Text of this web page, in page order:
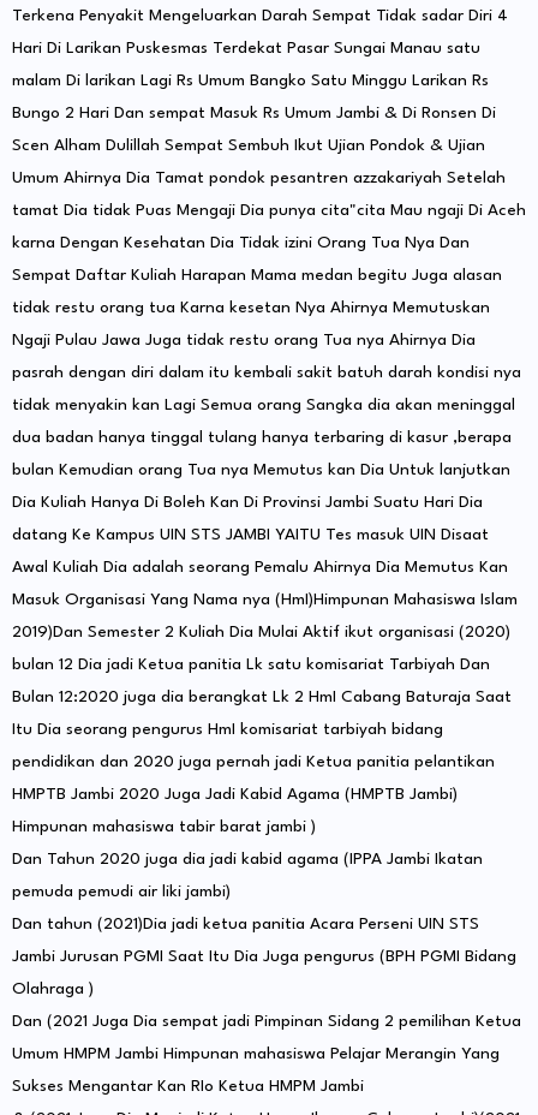
Terkena Penyakit Mengeluarkan Darah Sempat Tidak sadar Diri 4
Hari Di Larikan Puskesmas Terdekat Pasar Sungai Manau satu
malam Di larikan Lagi Rs Umum Bangko Satu Minggu Larikan Rs
Bungo 2 Hari Dan sempat Masuk Rs Umum Jambi & Di Ronsen Di
Scen Alham Dulillah Sempat Sembuh Ikut Ujian Pondok & Ujian
Umum Ahirnya Dia Tamat pondok pesantren azzakariyah Setelah
tamat Dia tidak Puas Mengaji Dia punya cita"cita Mau ngaji Di Aceh
karna Dengan Kesehatan Dia Tidak izini Orang Tua Nya Dan
Sempat Daftar Kuliah Harapan Mama medan begitu Juga alasan
tidak restu orang tua Karna kesetan Nya Ahirnya Memutuskan
Ngaji Pulau Jawa Juga tidak restu orang Tua nya Ahirnya Dia
pasrah dengan diri dalam itu kembali sakit batuh darah kondisi nya
tidak menyakin kan Lagi Semua orang Sangka dia akan meninggal
dua badan hanya tinggal tulang hanya terbaring di kasur ,berapa
bulan Kemudian orang Tua nya Memutus kan Dia Untuk lanjutkan
Dia Kuliah Hanya Di Boleh Kan Di Provinsi Jambi Suatu Hari Dia
datang Ke Kampus UIN STS JAMBI YAITU Tes masuk UIN Disaat
Awal Kuliah Dia adalah seorang Pemalu Ahirnya Dia Memutus Kan
Masuk Organisasi Yang Nama nya (HmI)Himpunan Mahasiswa Islam
2019)Dan Semester 2 Kuliah Dia Mulai Aktif ikut organisasi (2020)
bulan 12 Dia jadi Ketua panitia Lk satu komisariat Tarbiyah Dan
Bulan 12:2020 juga dia berangkat Lk 2 HmI Cabang Baturaja Saat
Itu Dia seorang pengurus HmI komisariat tarbiyah bidang
pendidikan dan 2020 juga pernah jadi Ketua panitia pelantikan
HMPTB Jambi 2020 Juga Jadi Kabid Agama (HMPTB Jambi)
Himpunan mahasiswa tabir barat jambi )
Dan Tahun 2020 juga dia jadi kabid agama (IPPA Jambi Ikatan
pemuda pemudi air liki jambi)
Dan tahun (2021)Dia jadi ketua panitia Acara Perseni UIN STS
Jambi Jurusan PGMI Saat Itu Dia Juga pengurus (BPH PGMI Bidang
Olahraga )
Dan (2021 Juga Dia sempat jadi Pimpinan Sidang 2 pemilihan Ketua
Umum HMPM Jambi Himpunan mahasiswa Pelajar Merangin Yang
Sukses Mengantar Kan RIo Ketua HMPM Jambi